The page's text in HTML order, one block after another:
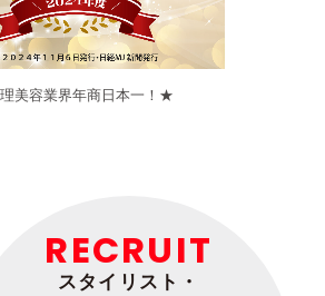
美容業界年商日本一！★
RECRUIT
スタイリスト・